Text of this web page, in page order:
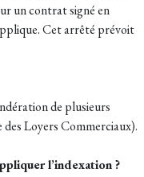
un contrat signé en
Cet arrêté prévoit
de plusieurs
Loyers Commerciaux).
l’indexation ?